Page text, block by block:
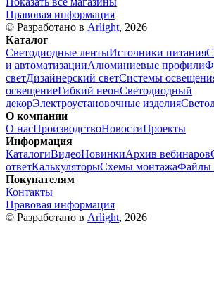
Правовая информация
© Разработано в Arlight, 2026
Каталог
Светодиодные лентыИсточники питания
и автоматизацииАлюминиевые профили
светДизайнерский светСистемы
освещениеГибкий неонСветодиодный
декорЭлектроустановочные изделия
О компании
О насПроизводствоНовостиПроекты
Информация
КаталогиВидеоНовинкиАрхив вебинаров
ответКалькуляторыСхемы монтажаФайлы
Покупателям
Контакты
Правовая информация
© Разработано в Arlight, 2026